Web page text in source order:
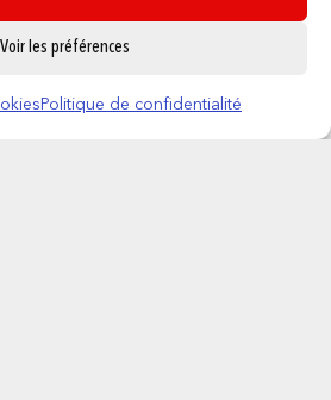
Voir les préférences
Politique de confidentialité